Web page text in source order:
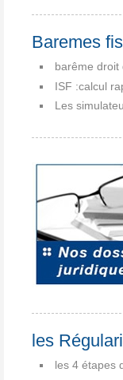
Baremes
barême droit
ISF :calcul
Les
les
les 4 étapes